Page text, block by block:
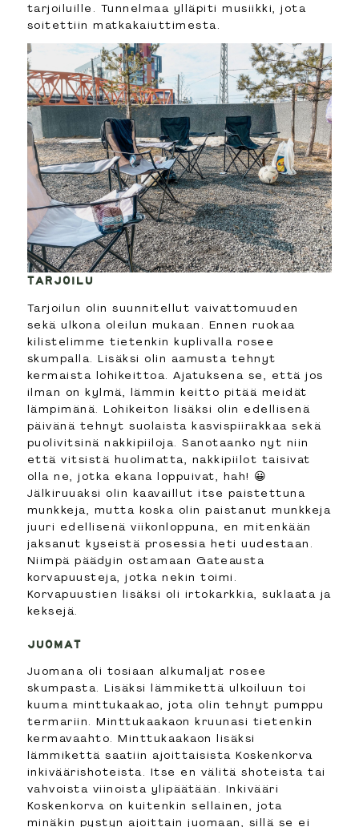
tarjoiluille. Tunnelmaa ylläpiti musiikki, jota
soitettiin matkakaiuttimesta.
TARJOILU
Tarjoilun olin suunnitellut vaivattomuuden
sekä ulkona oleilun mukaan. Ennen ruokaa
kilistelimme tietenkin kuplivalla rosee
skumpalla. Lisäksi olin aamusta tehnyt
kermaista lohikeittoa. Ajatuksena se, että jos
ilman on kylmä, lämmin keitto pitää meidät
lämpimänä. Lohikeiton lisäksi olin edellisenä
päivänä tehnyt suolaista kasvispiirakkaa sekä
puolivitsinä nakkipiiloja. Sanotaanko nyt niin
että vitsistä huolimatta, nakkipiilot taisivat
olla ne, jotka ekana loppuivat, hah! 😀
Jälkiruuaksi olin kaavaillut itse paistettuna
munkkeja, mutta koska olin paistanut munkkeja
juuri edellisenä viikonloppuna, en mitenkään
jaksanut kyseistä prosessia heti uudestaan.
Niimpä päädyin ostamaan Gateausta
korvapuusteja, jotka nekin toimi.
Korvapuustien lisäksi oli irtokarkkia, suklaata ja
keksejä.
JUOMAT
Juomana oli tosiaan alkumaljat rosee
skumpasta. Lisäksi lämmikettä ulkoiluun toi
kuuma minttukaakao, jota olin tehnyt pumppu
termariin. Minttukaakaon kruunasi tietenkin
kermavaahto. Minttukaakaon lisäksi
lämmikettä saatiin ajoittaisista Koskenkorva
inkiväärishoteista. Itse en välitä shoteista tai
vahvoista viinoista ylipäätään. Inkivääri
Koskenkorva on kuitenkin sellainen, jota
minäkin pystyn ajoittain juomaan, sillä se ei